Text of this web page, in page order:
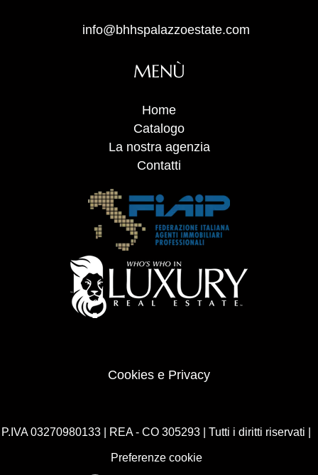
info@bhhspalazzoestate.com
MENÙ
Home
Catalogo
La nostra agenzia
Contatti
Cookies e Privacy
P.IVA 03270980133 | REA - CO 305293 | Tutti i diritti riservati |
Preferenze cookie